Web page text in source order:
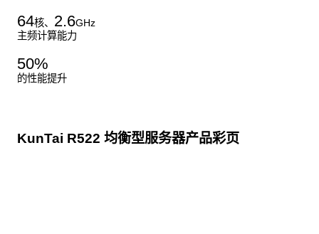
64核、 2.6GHz
主频计算能力
50%
的性能提升
KunTai R522 均衡型服务器产品彩页